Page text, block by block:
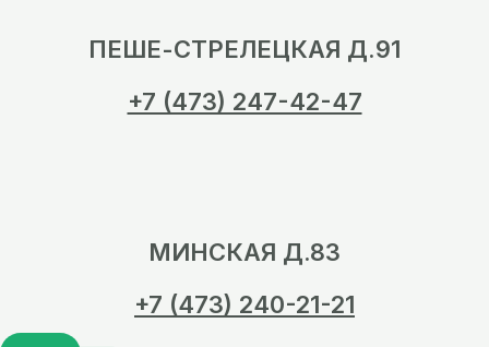
ПЕШЕ-СТРЕЛЕЦКАЯ Д.91
+7 (473) 247-42-47
МИНСКАЯ Д.83
+7 (473) 240-21-21